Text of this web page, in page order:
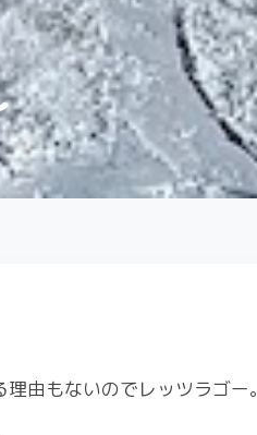
由もないのでレッツラゴー。